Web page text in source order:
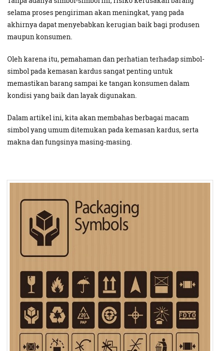
selama proses pengiriman akan meningkat, yang pada
akhirnya dapat menyebabkan kerugian baik bagi produsen
maupun konsumen.
Oleh karena itu, pemahaman dan perhatian terhadap simbol-
simbol pada kemasan kardus sangat penting untuk
memastikan barang sampai ke tangan konsumen dalam
kondisi yang baik dan layak digunakan.
Dalam artikel ini, kita akan membahas berbagai macam
simbol yang umum ditemukan pada kemasan kardus, serta
makna dan fungsinya masing-masing.